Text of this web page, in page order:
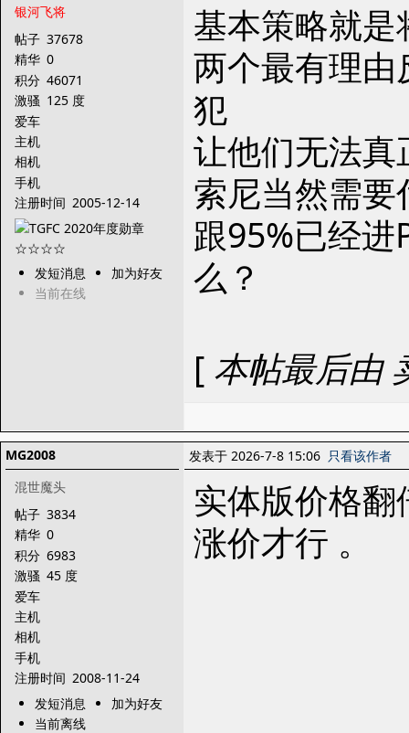
银河飞将
帖子 37678
精华 0
积分 46071
激骚 125 度
爱车
主机
相机
手机
注册时间 2005-12-14
发短消息
加为好友
当前在线
基本策略就
两个最有理
犯
让他们无法
索尼当然需
跟95%已经进
么？
[ 本帖最后由
MG2008
混世魔头
帖子 3834
精华 0
积分 6983
激骚 45 度
爱车
主机
相机
手机
注册时间 2008-11-24
发短消息
加为好友
当前离线
发表于 2026-7-8 15:06 只看该作者
实体版价格
涨价才行 。